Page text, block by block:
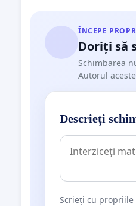
ÎNCEPE
Doriți să
Schimbarea
Autorul
Descrieți
Scrieți cu propriile